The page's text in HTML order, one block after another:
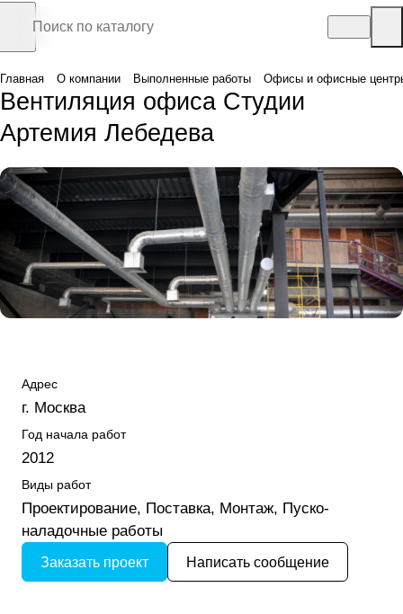
Главная О компании Выполненные работы Офисы и офисные
Вентиляция офиса Студии
Артемия Лебедева
Адрес
г. Москва
Год начала работ
2012
Виды работ
Проектирование, Поставка, Монтаж, Пуско-
наладочные работы
Заказать проект Написать сообщение